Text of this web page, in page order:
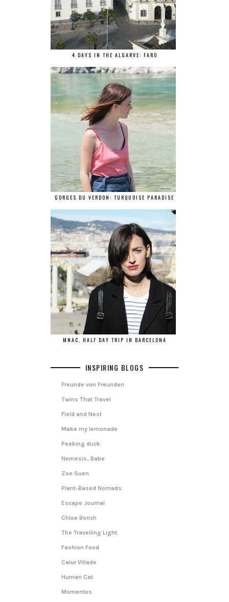
4 DAYS IN THE ALGARVE: FARO
GORGES DU VERDON: TURQUOISE PARADISE
MNAC, HALF DAY TRIP IN BARCELONA
INSPIRING BLOGS
Freunde von Freunden
Twins That Travel
Field and Nest
Make my lemonade
Peeking duck
Nemesis, Babe
Zoe Suen
Plant-Based Nomads
Escape Journal
Chloe Borich
The Travelling Light
Fashion Food
Calur Villade
Human Cat
Momentos